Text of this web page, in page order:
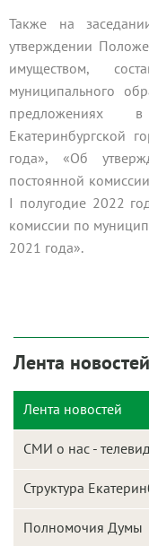
Также на
утверждении
имуществом,
муниципального
Екатеринбургской
года», «Об
постоянной
I полугодие 2022
комиссии по
2021 года».
Лента новостей
Лента новостей
СМИ о нас -
Структура
Полномочия Думы